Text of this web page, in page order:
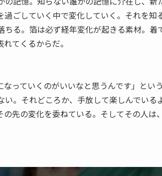
ごしていく中で変化していく。それを知
る。箔は必ず経年変化が起きる素材。着
てくるからだ。
っていくのがいいなと思うんです」とい
。それどころか、手放して楽しんでいる
先の変化を委ねている。そしてその人は